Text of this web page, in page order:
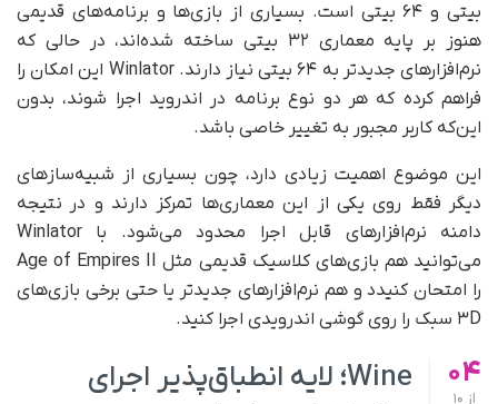
بیتی و ۶۴ بیتی است. بسیاری از بازی‌ها و برنامه‌های قدیمی
هنوز بر پایه معماری ۳۲ بیتی ساخته شده‌اند، در حالی که
نرم‌افزارهای جدیدتر به ۶۴ بیتی نیاز دارند. Winlator این امکان را
فراهم کرده که هر دو نوع برنامه در اندروید اجرا شوند، بدون
این‌که کاربر مجبور به تغییر خاصی باشد.
این موضوع اهمیت زیادی دارد، چون بسیاری از شبیه‌سازهای
دیگر فقط روی یکی از این معماری‌ها تمرکز دارند و در نتیجه
دامنه نرم‌افزارهای قابل اجرا محدود می‌شود. با Winlator
می‌توانید هم بازی‌های کلاسیک قدیمی مثل Age of Empires II
را امتحان کنیدد و هم نرم‌افزارهای جدیدتر یا حتی برخی بازی‌های
۳D سبک را روی گوشی اندرویدی اجرا کنید.
04
از
Wine؛ لایه انطباق‌پذیر اجرای